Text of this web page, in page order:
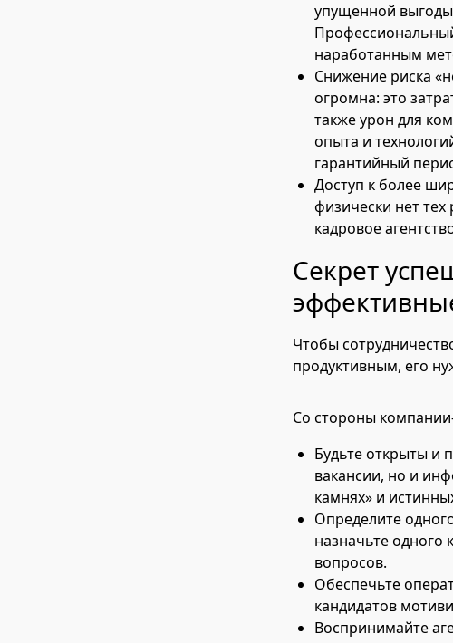
упущенной выгоды
наработанным
Снижение риска
огромна: это
также урон для
опыта и
гарантийный
Доступ к более
физически нет
кадровое
Секрет
Чтобы
продуктивным, его
Со стороны
Будьте открыты и
вакансии, но и
камнях» и
Определите
назначьте одного
вопросов.
Обеспечьте
кандидатов
Воспринимайте